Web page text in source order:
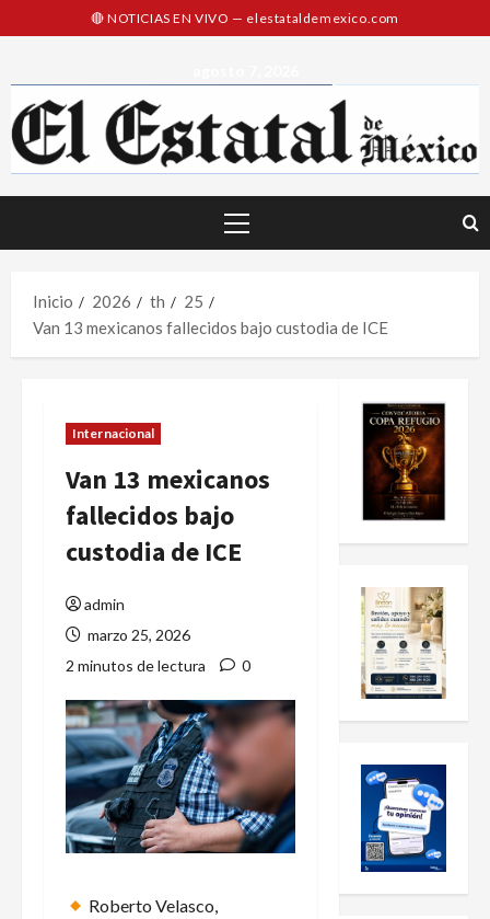
al
Menú
Inicio 2026 th
25
Van 13 mexicanos fallecidos bajo custodia de ICE
Internacional
Van 13 mexicanos
fallecidos bajo
custodia de ICE
admin
marzo 25, 2026
2 minutos de lectura
0
Roberto Velasco,